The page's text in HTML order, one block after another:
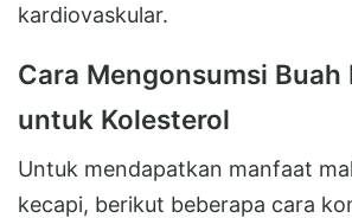
kardiovaskular.
Cara Mengonsumsi Buah
untuk Kolesterol
Untuk mendapatkan manfaat
kecapi, berikut beberapa cara